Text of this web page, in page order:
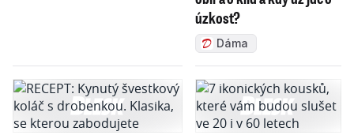
úzkost?
Dáma